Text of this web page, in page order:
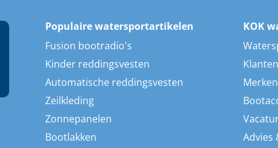
Populaire watersportartikelen
Fusion bootradio's
Kinder reddingsvesten
Automatische reddingsvesten
Zeilkleding
Zonnepanelen
Bootlakken
KOK
Merken
Advies